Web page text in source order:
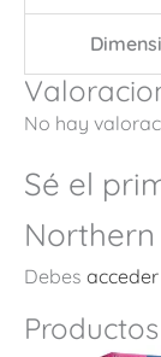
No hay
Sé el
Northern
Debes acceder